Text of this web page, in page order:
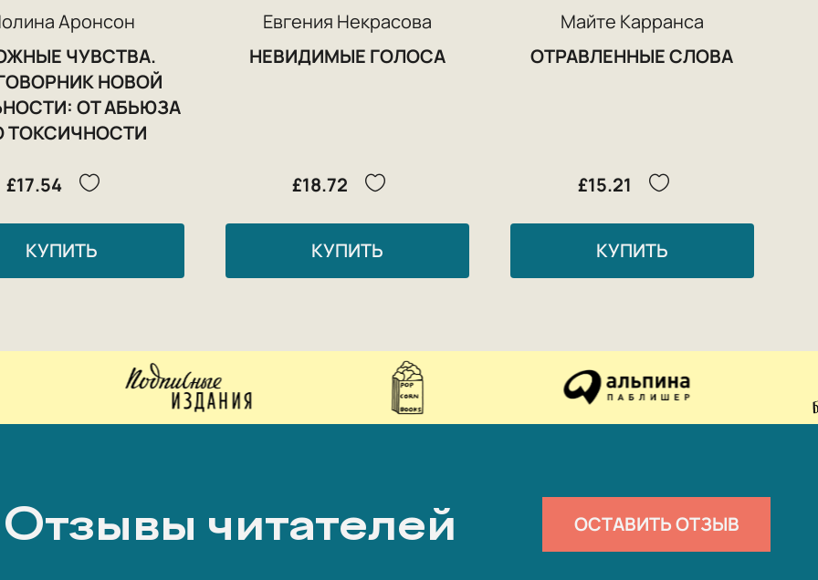
Аронсон
ЧУВСТВА.
НОВОЙ
ОТ АБЬЮЗА
ТОКСИЧНОСТИ
£17.54
КУПИТЬ
Евгения Некрасова
НЕВИДИМЫЕ ГОЛОСА
£18.72
КУПИТЬ
Майте Карранса
ОТРАВЛЕННЫЕ СЛОВА
£15.21
КУПИТЬ
Отзывы читателей ОСТАВИТЬ ОТЗЫВ